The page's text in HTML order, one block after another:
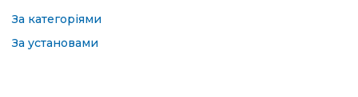
За категоріями
За установами